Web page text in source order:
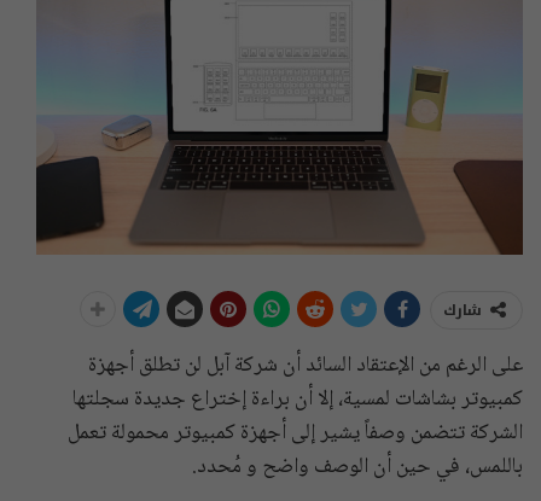
شارك
على الرغم من الإعتقاد السائد أن شركة آبل لن تطلق أجهزة
كمبيوتر بشاشات لمسية، إلا أن براءة إختراع جديدة سجلتها
الشركة تتضمن وصفاً يشير إلى أجهزة كمبيوتر محمولة تعمل
باللمس، في حين أن الوصف واضح و مُحدد.